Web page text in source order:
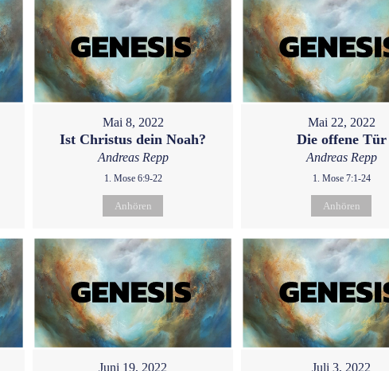
Mai 8, 2022
Ist Christus dein Noah?
Andreas Repp
1. Mose 6:9-22
Anhören
Mai 22, 2022
Die offene Tür
Andreas Repp
1. Mose 7:1-24
Anhören
Juni 19, 2022 Juli 3, 2022